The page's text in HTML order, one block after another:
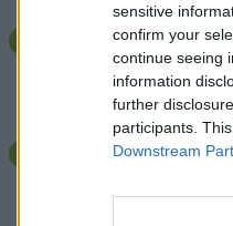
sensitive
confirm your
continue seeing
information
further
participants.
Downstream
Kirschen auf dem Teig
im Ofen ca. 30 Minuten
Zwischenzeit die Creme
zuerst den Pudding nach
zubereiten und abkühlen
Die Butter oder
Staubzucker schaumig